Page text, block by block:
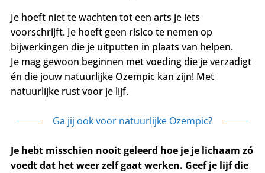
Je hoeft niet te wachten tot een arts je iets
voorschrijft. Je hoeft geen risico te nemen op
bijwerkingen die je uitputten in plaats van helpen.
Je mag gewoon beginnen met voeding die je verzadigt
én die jouw natuurlijke Ozempic kan zijn! Met
natuurlijke rust voor je lijf.
Ga jij ook voor natuurlijke Ozempic?
Je hebt misschien nooit geleerd hoe je je lichaam zó
voedt dat het weer zelf gaat werken. Geef je lijf die